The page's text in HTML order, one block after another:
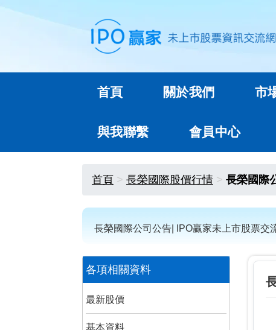
首頁 關於我們 市
與我聯繫 會員中心
首頁 長榮國際股價行情 長榮國際
長榮國際公司公告| IPO贏家未上市股票交
各項相關資料
最新股價
基本資料